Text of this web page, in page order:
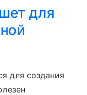
для
для создания